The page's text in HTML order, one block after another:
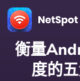
衡量
度的